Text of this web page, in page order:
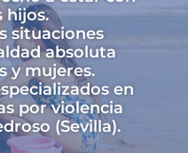
hijos.
situaciones
absoluta
y mujeres.
en
por violencia
(Sevilla).